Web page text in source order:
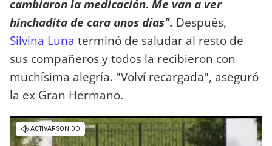
cambiaron la medicación. Me van a ver
hinchadita de cara unos días". Después,
Silvina Luna terminó de saludar al resto de
sus compañeros y todos la recibieron con
muchísima alegría. "Volví recargada", aseguró
la ex Gran Hermano.